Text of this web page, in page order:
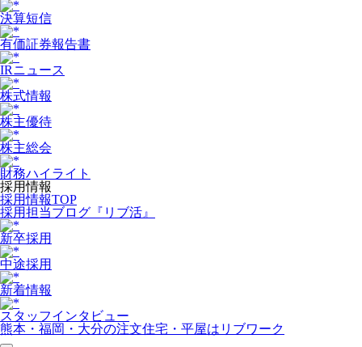
決算短信
有価証券報告書
IRニュース
株式情報
株主優待
株主総会
財務ハイライト
採用情報
採用情報TOP
採用担当ブログ『リブ活』
新卒採用
中途採用
新着情報
スタッフインタビュー
熊本・福岡・大分の注文住宅・平屋はリブワーク